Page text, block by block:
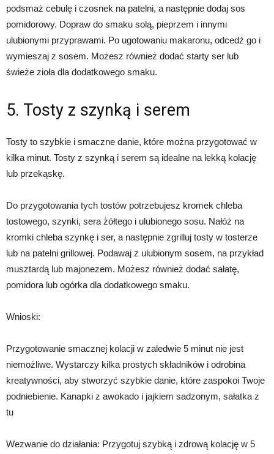
podsmaż cebulę i czosnek na patelni, a następnie dodaj sos
pomidorowy. Dopraw do smaku solą, pieprzem i innymi
ulubionymi przyprawami. Po ugotowaniu makaronu, odcedź go i
wymieszaj z sosem. Możesz również dodać starty ser lub
świeże zioła dla dodatkowego smaku.
5. Tosty z szynką i serem
Tosty to szybkie i smaczne danie, które można przygotować w
kilka minut. Tosty z szynką i serem są idealne na lekką kolację
lub przekąskę.
Do przygotowania tych tostów potrzebujesz kromek chleba
tostowego, szynki, sera żółtego i ulubionego sosu. Nałóż na
kromki chleba szynkę i ser, a następnie zgrilluj tosty w tosterze
lub na patelni grillowej. Podawaj z ulubionym sosem, na przykład
musztardą lub majonezem. Możesz również dodać sałatę,
pomidora lub ogórka dla dodatkowego smaku.
Wnioski:
Przygotowanie smacznej kolacji w zaledwie 5 minut nie jest
niemożliwe. Wystarczy kilka prostych składników i odrobina
kreatywności, aby stworzyć szybkie danie, które zaspokoi Twoje
podniebienie. Kanapki z awokado i jajkiem sadzonym, sałatka z
tu
Wezwanie do działania: Przygotuj szybką i zdrową kolację w 5